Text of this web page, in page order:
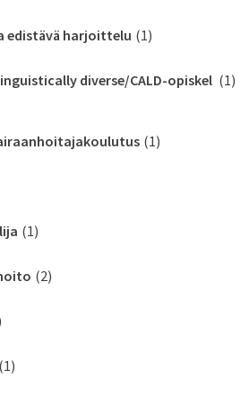
harjoittelu (1)
diverse/CALD-opiskel (1)
(1)
(1)
(2)
(1)